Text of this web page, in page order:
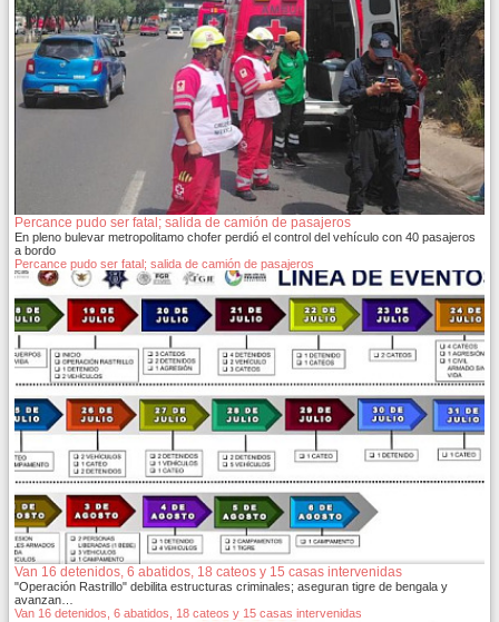
Percance pudo ser fatal; salida de camión de pasajeros
En pleno bulevar metropolitamo chofer perdió el control del vehículo con 40 pasajeros
a bordo
Percance pudo ser fatal; salida de camión de pasajeros
Van 16 detenidos, 6 abatidos, 18 cateos y 15 casas intervenidas
"Operación Rastrillo" debilita estructuras criminales; aseguran tigre de bengala y
avanzan…
Van 16 detenidos, 6 abatidos, 18 cateos y 15 casas intervenidas